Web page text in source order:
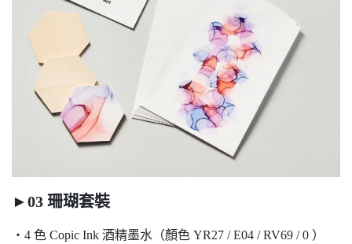
►03 珊瑚套裝
・4 色 Copic Ink 酒精墨水（顏色 YR27 / E04 / RV69 / 0 ）